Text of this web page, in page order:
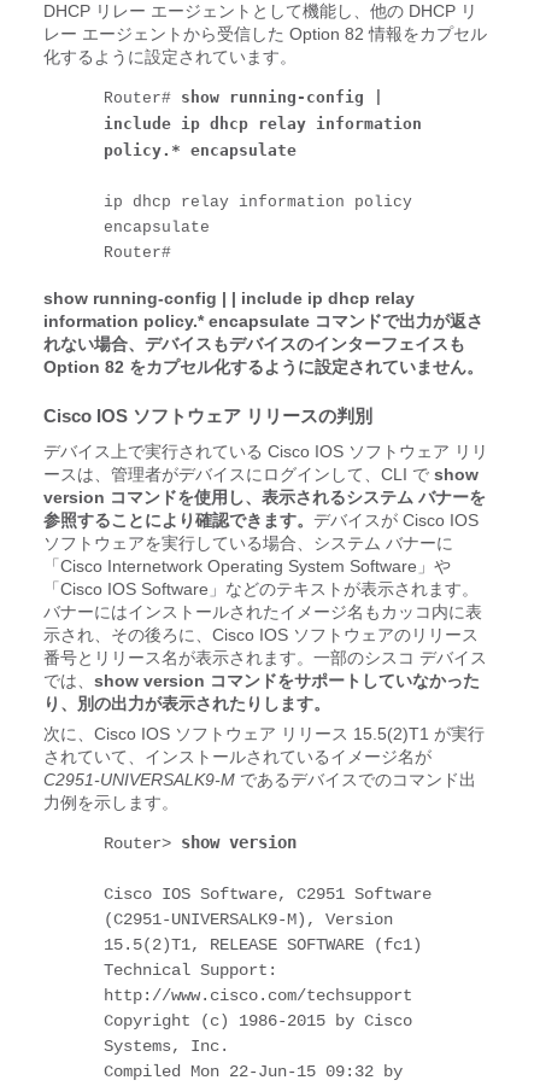
DHCP リレー エージェントとして機能し、他の DHCP リ
レー エージェントから受信した Option 82 情報をカプセル
化するように設定されています。
Router# show running-config |
include ip dhcp relay information
policy.* encapsulate
ip dhcp relay information policy
encapsulate
Router#
show running-config | | include ip dhcp relay
information policy.* encapsulate コマンドで出力が返さ
れない場合、デバイスもデバイスのインターフェイスも
Option 82 をカプセル化するように設定されていません。
Cisco IOS ソフトウェア リリースの判別
デバイス上で実行されている Cisco IOS ソフトウェア リリ
ースは、管理者がデバイスにログインして、CLI で show
version コマンドを使用し、表示されるシステム バナーを
参照することにより確認できます。 デバイスが Cisco IOS
ソフトウェアを実行している場合、システム バナーに
「Cisco Internetwork Operating System Software」や
「Cisco IOS Software」などのテキストが表示されます。
バナーにはインストールされたイメージ名もカッコ内に表
示され、その後ろに、Cisco IOS ソフトウェアのリリース
番号とリリース名が表示されます。一部のシスコ デバイス
では、 show version コマンドをサポートしていなかった
り、別の出力が表示されたりします。
次に、Cisco IOS ソフトウェア リリース 15.5(2)T1 が実行
されていて、インストールされているイメージ名が
C2951-UNIVERSALK9-M であるデバイスでのコマンド出
力例を示します。
Router> show version
Cisco IOS Software, C2951 Software
(C2951-UNIVERSALK9-M), Version
15.5(2)T1, RELEASE SOFTWARE (fc1)
Technical Support:
http://www.cisco.com/techsupport
Copyright (c) 1986-2015 by Cisco
Systems, Inc.
Compiled Mon 22-Jun-15 09:32 by